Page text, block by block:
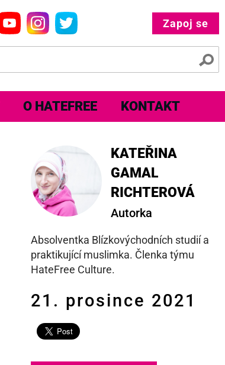
O HATEFREE KONTAKT
Zapoj se
KATEŘINA
GAMAL
RICHTEROVÁ
Autorka
Absolventka Blízkovýchodních studií a
praktikující muslimka. Členka týmu
HateFree Culture.
21. prosince 2021